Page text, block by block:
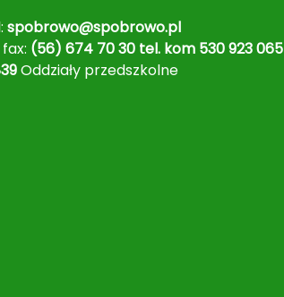
spobrowo@spobrowo.pl
(56) 674 70 30 tel. kom 530 923 065
Oddziały przedszkolne